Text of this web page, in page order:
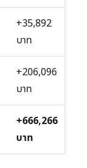
+35,892
บาท
+206,096
บาท
+666,266
บาท